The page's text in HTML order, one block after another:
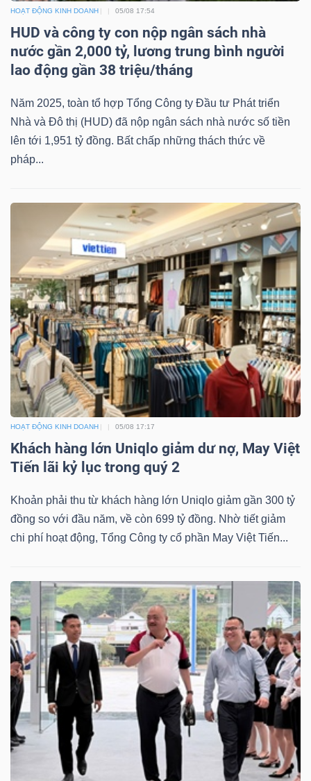
HOẠT ĐỘNG KINH DOANH 05/08 17:54
HUD và công ty con nộp ngân sách nhà
nước gần 2,000 tỷ, lương trung bình người
lao động gần 38 triệu/tháng
Năm 2025, toàn tổ hợp Tổng Công ty Đầu tư Phát triển
Nhà và Đô thị (HUD) đã nộp ngân sách nhà nước số tiền
lên tới 1,951 tỷ đồng. Bất chấp những thách thức về
pháp...
HOẠT ĐỘNG KINH DOANH 05/08 17:17
Khách hàng lớn Uniqlo giảm dư nợ, May Việt
Tiến lãi kỷ lục trong quý 2
Khoản phải thu từ khách hàng lớn Uniqlo giảm gần 300 tỷ
đồng so với đầu năm, về còn 699 tỷ đồng. Nhờ tiết giảm
chi phí hoạt động, Tổng Công ty cổ phần May Việt Tiến...